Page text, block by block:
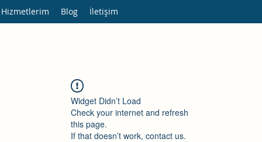
Hizmetlerim Blog İletişim
Widget Didn’t Load
Check your internet and refresh
this page.
If that doesn’t work, contact us.